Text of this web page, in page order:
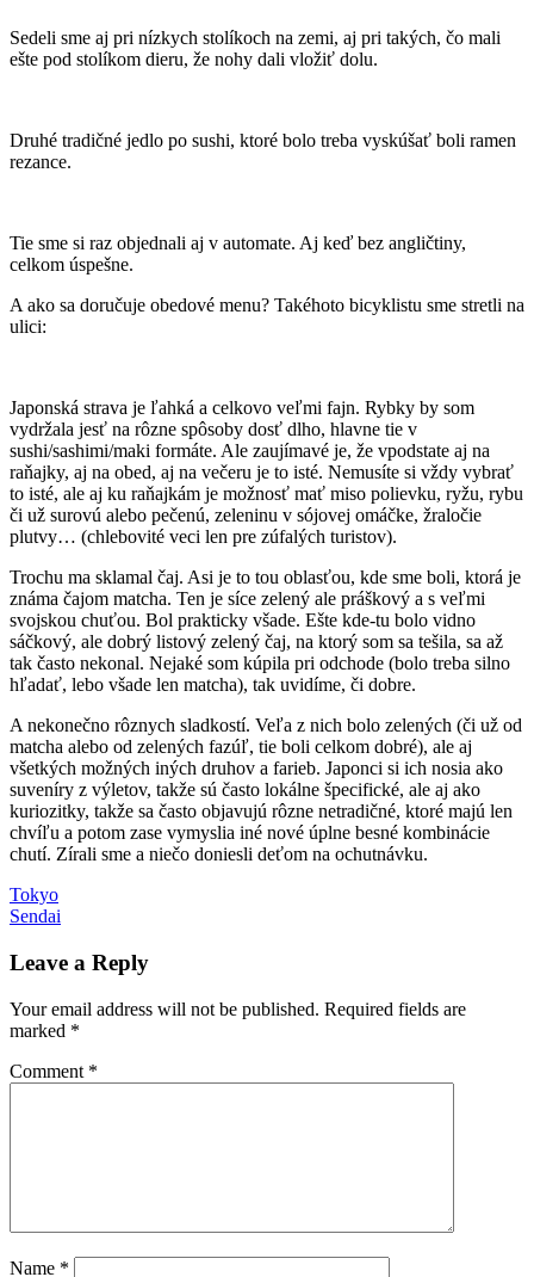
Sedeli sme aj pri nízkych stolíkoch na zemi, aj pri takých, čo mali
ešte pod stolíkom dieru, že nohy dali vložiť dolu.
Druhé tradičné jedlo po sushi, ktoré bolo treba vyskúšať boli ramen
rezance.
Tie sme si raz objednali aj v automate. Aj keď bez angličtiny,
celkom úspešne.
A ako sa doručuje obedové menu? Takéhoto bicyklistu sme stretli na
ulici:
Japonská strava je ľahká a celkovo veľmi fajn. Rybky by som
vydržala jesť na rôzne spôsoby dosť dlho, hlavne tie v
sushi/sashimi/maki formáte. Ale zaujímavé je, že vpodstate aj na
raňajky, aj na obed, aj na večeru je to isté. Nemusíte si vždy vybrať
to isté, ale aj ku raňajkám je možnosť mať miso polievku, ryžu, rybu
či už surovú alebo pečenú, zeleninu v sójovej omáčke, žraločie
plutvy… (chlebovité veci len pre zúfalých turistov).
Trochu ma sklamal čaj. Asi je to tou oblasťou, kde sme boli, ktorá je
známa čajom matcha. Ten je síce zelený ale práškový a s veľmi
svojskou chuťou. Bol prakticky všade. Ešte kde-tu bolo vidno
sáčkový, ale dobrý listový zelený čaj, na ktorý som sa tešila, sa až
tak často nekonal. Nejaké som kúpila pri odchode (bolo treba silno
hľadať, lebo všade len matcha), tak uvidíme, či dobre.
A nekonečno rôznych sladkostí. Veľa z nich bolo zelených (či už od
matcha alebo od zelených fazúľ, tie boli celkom dobré), ale aj
všetkých možných iných druhov a farieb. Japonci si ich nosia ako
suveníry z výletov, takže sú často lokálne špecifické, ale aj ako
kuriozitky, takže sa často objavujú rôzne netradičné, ktoré majú len
chvíľu a potom zase vymyslia iné nové úplne besné kombinácie
chutí. Zírali sme a niečo doniesli deťom na ochutnávku.
Japonsko
Post
navigation
Previous
Post:
Tokyo
Next
Sendai
Leave a Reply
Your email address will not be published. Required fields are
marked *
Comment *
Name *